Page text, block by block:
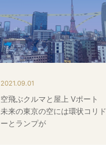
2021.09.01
空飛ぶクルマと屋上 Vポート
未来の東京の空には環状コリド
ーとランプが